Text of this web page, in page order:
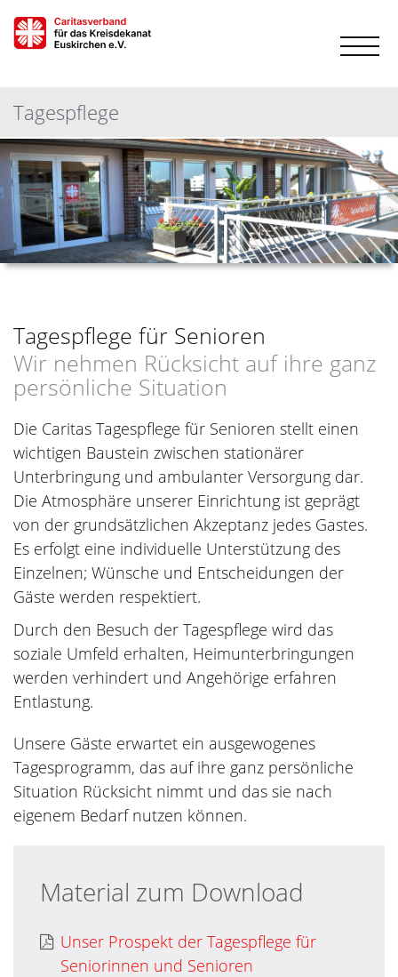
Tagespflege
Tagespflege für Senioren
Wir nehmen Rücksicht auf ihre ganz
persönliche Situation
Die Caritas Tagespflege für Senioren stellt einen
wichtigen Baustein zwischen stationärer
Unterbringung und ambulanter Versorgung dar.
Die Atmosphäre unserer Einrichtung ist geprägt
von der grundsätzlichen Akzeptanz jedes Gastes.
Es erfolgt eine individuelle Unterstützung des
Einzelnen; Wünsche und Entscheidungen der
Gäste werden respektiert.
Durch den Besuch der Tagespflege wird das
soziale Umfeld erhalten, Heimunterbringungen
werden verhindert und Angehörige erfahren
Entlastung.
Unsere Gäste erwartet ein ausgewogenes
Tagesprogramm, das auf ihre ganz persönliche
Situation Rücksicht nimmt und das sie nach
eigenem Bedarf nutzen können.
Material zum Download
Unser Prospekt der Tagespflege für
Seniorinnen und Senioren